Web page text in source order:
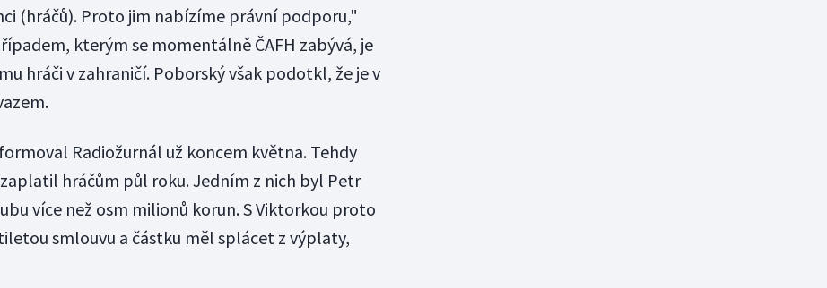
(hráčů). Proto jim nabízíme právní podporu,"
kterým se momentálně ČAFH zabývá, je
hráči v zahraničí. Poborský však podotkl, že je v
Radiožurnál už koncem května. Tehdy
hráčům půl roku. Jedním z nich byl Petr
více než osm milionů korun. S Viktorkou proto
smlouvu a částku měl splácet z výplaty,